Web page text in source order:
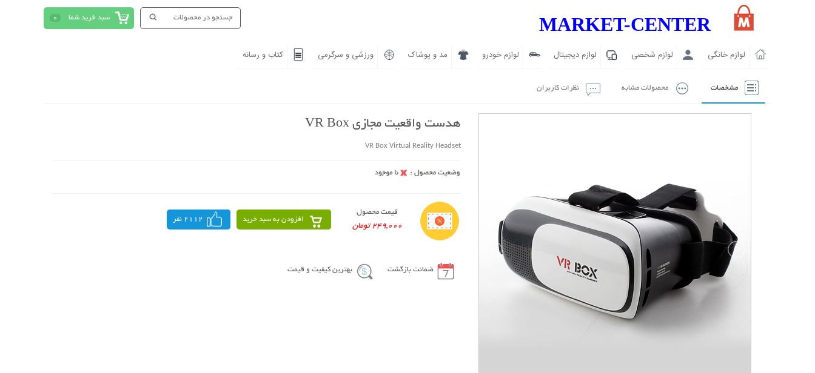
سبد خرید شما 0 MARKET-CENTER
لوازم خانگی لوازم شخصی لوازم دیجیتال لوازم خودرو مد و پوشاک ورزشی و سرگرمی کتاب و رسانه
مشخصات محصولات مشابه نظرات کاربران
هدست واقعیت مجازی VR Box
VR Box Virtual Reality Headset
قیمت محصول
249,000 تومان
افزودن به سبد خرید 2112 نفر
ضمانت بازگشت بهترین کیفیت و قیمت